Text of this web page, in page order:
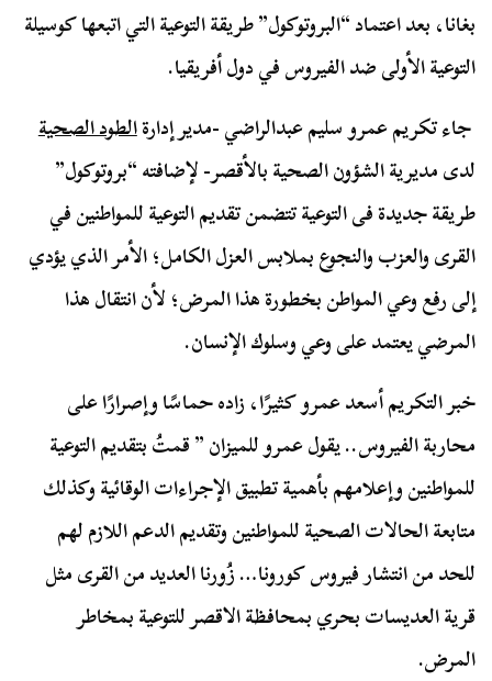
بغانا، بعد اعتماد “البروتوكول” طريقة التوعية التي اتبعها كوسيلة
التوعية الأولى ضد الفيروس في دول أفريقيا.‬
‏ جاء تكريم عمرو سليم عبدالراضي -مدير إدارةالطود الصحية
لدى مديرية الشؤون الصحية بالأقصر- لإضافته “بروتوكول”
طريقة جديدة فى التوعية تتضمن تقديم التوعية للمواطنين في
القرى والعزب والنجوع بملابس العزل الكامل؛ الأمر الذي يؤدي
إلى رفع وعي المواطن بخطورة هذا المرض؛ لأن انتقال هذا
المرضي يعتمد على وعي وسلوك الإنسان.
خبر التكريم أسعد عمرو كثيرًا، زاده حماسًا وإصرارًا على
محاربة الفيروس.. يقول عمرو للميزان ” قمتُ بتقديم التوعية
للمواطنين وإعلامهم بأهمية تطبيق الإجراءات الوقائية وكذلك
متابعة الحالات الصحية للمواطنين وتقديم الدعم اللازم لهم
للحد من انتشار فيروس كورونا… زُورنا العديد من القرى مثل
قرية العديسات بحري بمحافظة الاقصر للتوعية بمخاطر
المرض.